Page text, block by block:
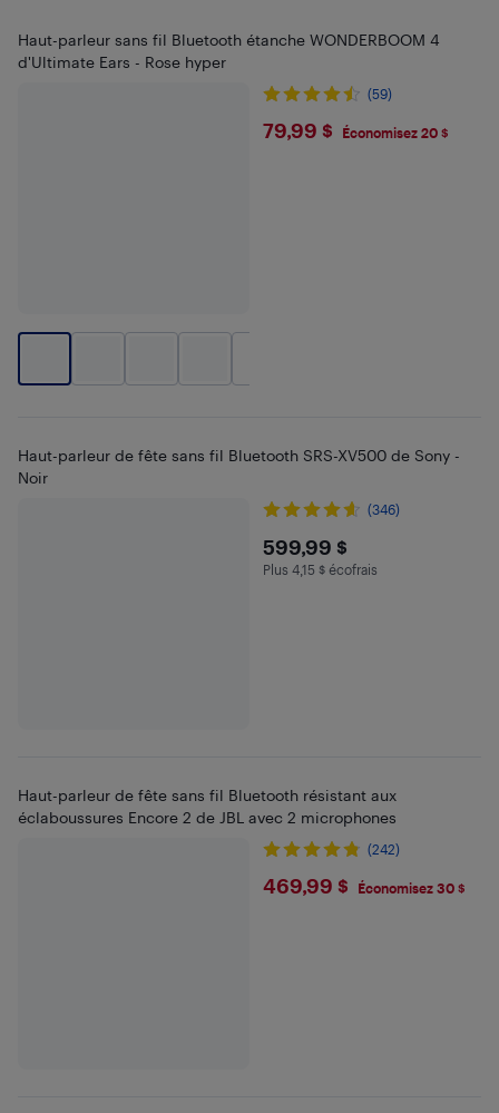
Haut-parleur sans fil Bluetooth étanche WONDERBOOM 4
d'Ultimate Ears - Rose hyper
(59)
$79.99
79,99 $ Économisez 20 $
Haut-parleur de fête sans fil Bluetooth SRS-XV500 de Sony -
Noir
(346)
$599.99
599,99 $
Plus 4.15 $ en écofrais
Plus 4,15 $ écofrais
Haut-parleur de fête sans fil Bluetooth résistant aux
éclaboussures Encore 2 de JBL avec 2 microphones
(242)
$469.99
469,99 $ Économisez 30 $